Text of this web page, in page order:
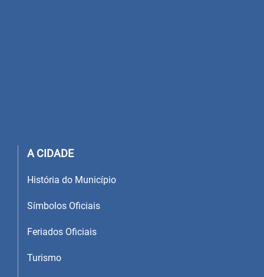
A CIDADE
História do Município
Símbolos Oficiais
Feriados Oficiais
Turismo